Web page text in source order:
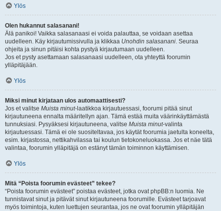
Ylös
Olen hukannut salasanani!
Älä panikoi! Vaikka salasanaasi ei voida palauttaa, se voidaan asettaa
uudelleen. Käy kirjautumissivulla ja klikkaa Unohdin salasanani. Seuraa
ohjeita ja sinun pitäisi kohta pystyä kirjautumaan uudelleen.
Jos et pysty asettamaan salasanaasi uudelleen, ota yhteyttä foorumin
ylläpitäjään.
Ylös
Miksi minut kirjataan ulos automaattisesti?
Jos et valitse Muista minut-laatikkoa kirjautuessasi, foorumi pitää sinut
kirjautuneena ennalta määritellyn ajan. Tämä estää muita väärinkäyttämästä
tunnuksiasi. Pysyäksesi kirjautuneena, valitse Muista minut-valinta
kirjautuessasi. Tämä ei ole suositeltavaa, jos käytät foorumia jaetulta koneelta,
esim. kirjastossa, nettikahvilassa tai koulun tietokoneluokassa. Jos et näe tätä
valintaa, foorumin ylläpitäjä on estänyt tämän toiminnon käyttämisen.
Ylös
Mitä “Poista foorumin evästeet” tekee?
“Poista foorumin evästeet” poistaa evästeet, jotka ovat phpBB:n luomia. Ne
tunnistavat sinut ja pitävät sinut kirjautuneena foorumille. Evästeet tarjoavat
myös toimintoja, kuten luettujen seurantaa, jos ne ovat foorumin ylläpitäjän